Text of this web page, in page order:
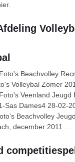
Beachvolley
Volleybal Zomer
Veenland
Sas Dames4 28-02-
Beachvolley
december 2011 …